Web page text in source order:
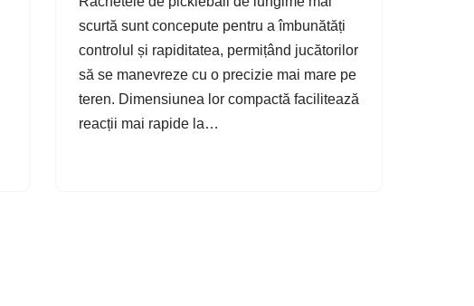
scurtă sunt concepute pentru a îmbunătăți
controlul și rapiditatea, permițând jucătorilor
să se manevreze cu o precizie mai mare pe
teren. Dimensiunea lor compactă facilitează
reacții mai rapide la…